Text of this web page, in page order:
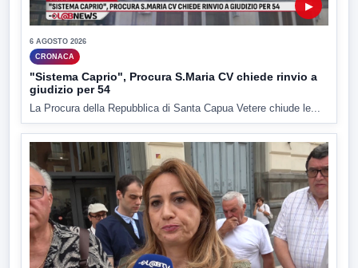
▶
6 AGOSTO 2026
CRONACA
"Sistema Caprio", Procura S.Maria CV chiede rinvio a
giudizio per 54
La Procura della Repubblica di Santa Capua Vetere chiude le...